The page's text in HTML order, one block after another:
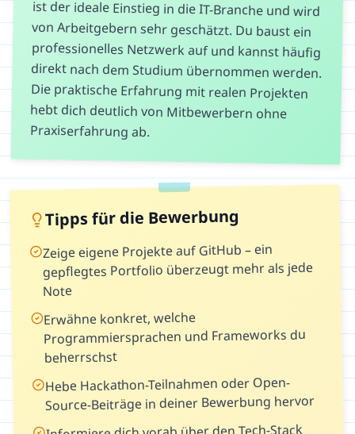
Praxiserfahrung ab.
Tipps für die Bewerbung
Zeige eigene Projekte auf GitHub – ein
gepflegtes Portfolio überzeugt mehr als jede
Note
Erwähne konkret, welche
Programmiersprachen und Frameworks du
beherrschst
Hebe Hackathon-Teilnahmen oder Open-
Source-Beiträge in deiner Bewerbung hervor